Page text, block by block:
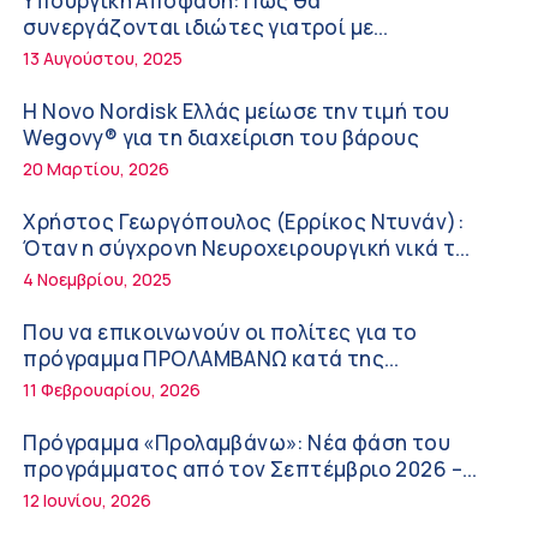
Διακοπές με ασφάλεια
6:20 πμ
Ειρήνη Ζίγκιρη (Ερρίκος Ντυνάν): H θερμική
καταπόνηση στους ηλικιωμένους
εργαζόμενους
6:11 πμ
Σύσκεψη στον ΕΟΦ για την ομαλή λειτουργία
της εφοδιαστικής αλυσίδας των φαρμάκων
στη διάρκεια του καλοκαιριού
12:08 μμ
Μιχάλης Τάτσης, Insurance & Healthcare
Analyst, διευθυντής Επιχειρηματικής
Ανάπτυξης Ομίλου HHG
11:54 πμ
Kavita Patel: Ένα στα πέντε καινοτόμα
φάρμακα φτάνει τελικά στην Ελλάδα
9:21 πμ
Υπάρχει τελικά «δίαιτα θυρεοειδούς»; Τι
συνεργάζονται ιδιώτες γιατροί με
νοσοκομεία του δημοσίου συστήματος
13 Αυγούστου, 2025
Η Novo Nordisk Ελλάς μείωσε την τιμή του
Wegovy® για τη διαχείριση του βάρους
20 Μαρτίου, 2026
Χρήστος Γεωργόπουλος (Ερρίκος Ντυνάν):
Όταν η σύγχρονη Νευροχειρουργική νικά το
φόβο!
4 Νοεμβρίου, 2025
Που να επικοινωνούν οι πολίτες για το
πρόγραμμα ΠΡΟΛΑΜΒΑΝΩ κατά της
παχυσαρκίας
11 Φεβρουαρίου, 2026
Πρόγραμμα «Προλαμβάνω»: Νέα φάση του
προγράμματος από τον Σεπτέμβριο 2026 –
Δωρεάν προληπτικές εξετάσεις έως το 2030
12 Ιουνίου, 2026